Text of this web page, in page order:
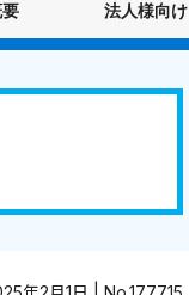
法人様向け